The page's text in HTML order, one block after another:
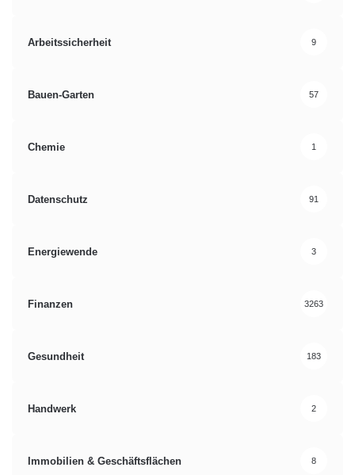
Arbeitssicherheit 9
Bauen-Garten 57
Chemie 1
Datenschutz 91
Energiewende 3
Finanzen 3263
Gesundheit 183
Handwerk 2
Immobilien & Geschäftsflächen 8